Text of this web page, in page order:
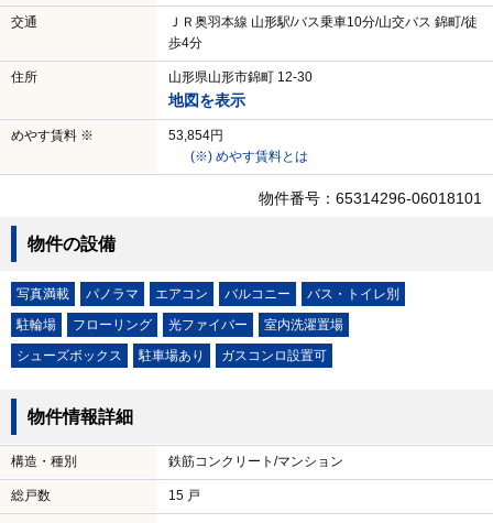
交通
ＪＲ奥羽本線 山形駅/バス乗車10分/山交バス 錦町/徒
歩4分
住所 山形県山形市錦町 12-30
地図を表示
めやす賃料 ※
53,854円
(※) めやす賃料とは
物件番号：65314296-06018101
物件の設備
写真満載 パノラマ エアコン バルコニー
バス・トイレ別
駐輪場
フローリング 光ファイバー
室内洗濯置場
シューズボックス
駐車場あり ガスコンロ設置可
物件情報詳細
構造・種別 鉄筋コンクリート/マンション
総戸数 15 戸